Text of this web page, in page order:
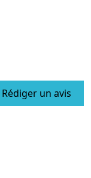
Rédiger un avis